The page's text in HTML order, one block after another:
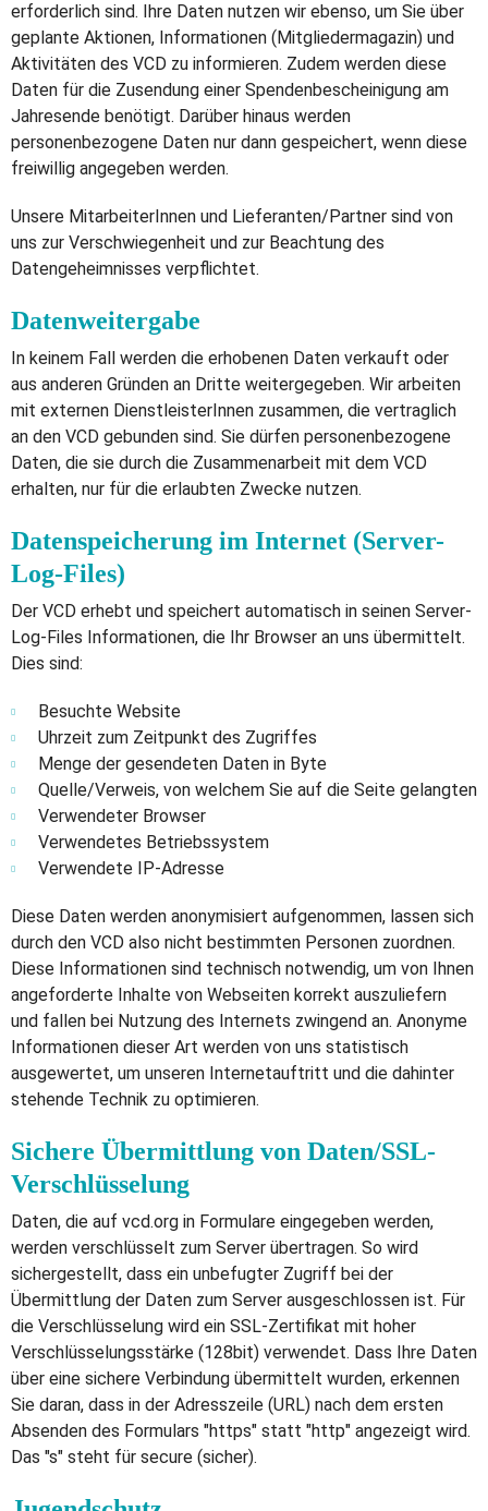
erforderlich sind. Ihre Daten nutzen wir ebenso, um Sie über
geplante Aktionen, Informationen (Mitgliedermagazin) und
Aktivitäten des VCD zu informieren. Zudem werden diese
Daten für die Zusendung einer Spendenbescheinigung am
Jahresende benötigt. Darüber hinaus werden
personenbezogene Daten nur dann gespeichert, wenn diese
freiwillig angegeben werden.
Unsere MitarbeiterInnen und Lieferanten/Partner sind von
uns zur Verschwiegenheit und zur Beachtung des
Datengeheimnisses verpflichtet.
Datenweitergabe
In keinem Fall werden die erhobenen Daten verkauft oder
aus anderen Gründen an Dritte weitergegeben. Wir arbeiten
mit externen DienstleisterInnen zusammen, die vertraglich
an den VCD gebunden sind. Sie dürfen personenbezogene
Daten, die sie durch die Zusammenarbeit mit dem VCD
erhalten, nur für die erlaubten Zwecke nutzen.
Datenspeicherung im Internet (Server-
Log-Files)
Der VCD erhebt und speichert automatisch in seinen Server-
Log-Files Informationen, die Ihr Browser an uns übermittelt.
Dies sind:
Besuchte Website
Uhrzeit zum Zeitpunkt des Zugriffes
Menge der gesendeten Daten in Byte
Quelle/Verweis, von welchem Sie auf die Seite gelangten
Verwendeter Browser
Verwendetes Betriebssystem
Verwendete IP-Adresse
Diese Daten werden anonymisiert aufgenommen, lassen sich
durch den VCD also nicht bestimmten Personen zuordnen.
Diese Informationen sind technisch notwendig, um von Ihnen
angeforderte Inhalte von Webseiten korrekt auszuliefern
und fallen bei Nutzung des Internets zwingend an. Anonyme
Informationen dieser Art werden von uns statistisch
ausgewertet, um unseren Internetauftritt und die dahinter
stehende Technik zu optimieren.
Sichere Übermittlung von Daten/SSL-
Verschlüsselung
Daten, die auf vcd.org in Formulare eingegeben werden,
werden verschlüsselt zum Server übertragen. So wird
sichergestellt, dass ein unbefugter Zugriff bei der
Übermittlung der Daten zum Server ausgeschlossen ist. Für
die Verschlüsselung wird ein SSL-Zertifikat mit hoher
Verschlüsselungsstärke (128bit) verwendet. Dass Ihre Daten
über eine sichere Verbindung übermittelt wurden, erkennen
Sie daran, dass in der Adresszeile (URL) nach dem ersten
Absenden des Formulars "https" statt "http" angezeigt wird.
Das "s" steht für secure (sicher).